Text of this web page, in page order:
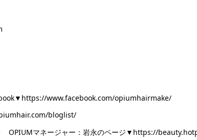
www.facebook.com/opiumhairmake/
bloglist/
OPIUMマネージャー：岩永のページ▼https://